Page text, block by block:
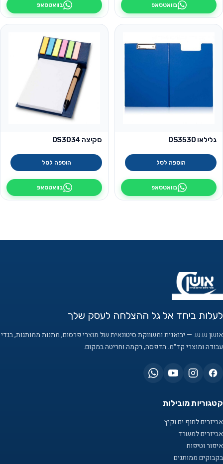
בוואטסאפ בוואטסאפ
גלילאו OS3530
הוספה לסל
בוואטסאפ
סקיצה OS3034
הוספה לסל
בוואטסאפ
לעלות ביחד אל גל ההצלחה לעסק שלך
אושן ש.ש. — יבואנית ומשווקת סיטונאית של מוצרי פרסום, מתנות ממותגות, בגדי
עבודה ומוצרי קד״מ. הדפסה, רקמה וחריטה במקום.
קטגוריות מובילות
אביזרים לחוף ים וקיץ
אביזרים למשרד
איפור וטיפוח
בקבוקים ממותגים